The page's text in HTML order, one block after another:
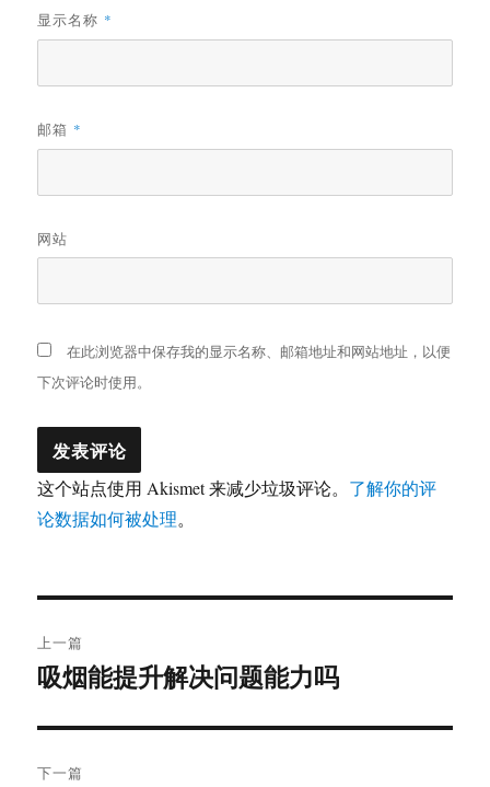
显示名称 *
邮箱 *
网站
在此浏览器中保存我的显示名称、邮箱地址和网站地址，以便
下次评论时使用。
这个站点使用 Akismet 来减少垃圾评论。 了解你的评
论数据如何被处理。
章
航
上一篇
上
文
章：
吸烟能提升解决问题能力吗
下一篇